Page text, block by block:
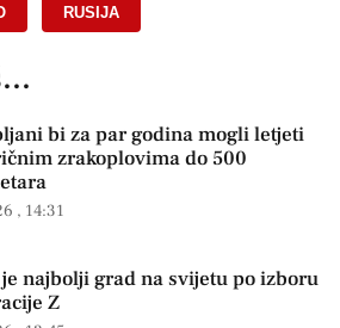
RUSIJA
bi za par godina mogli letjeti
zrakoplovima do 500
14:31
najbolji grad na svijetu po izboru
Z